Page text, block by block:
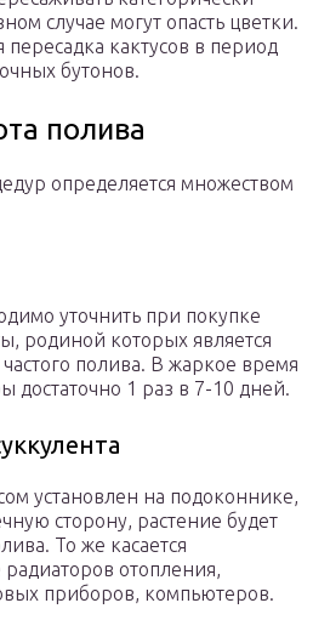
случае могут опасть цветки.
кактусов в период
бутонов.
полива
определяется множеством
уточнить при покупке
родиной которых является
полива. В жаркое время
достаточно 1 раз в 7-10 дней.
установлен на подоконнике,
сторону, растение будет
То же касается
отопления,
приборов, компьютеров.